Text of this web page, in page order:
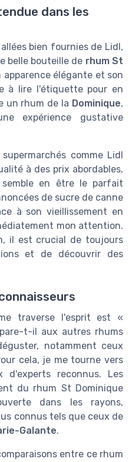
dans les
bien fournies de Lidl,
belle bouteille de rhum St
apparence élégante et son
à lire l'étiquette pour en
un rhum de la Dominique,
expérience gustative
comme Lidl
à des prix abordables,
en être le parfait
de sucre de canne
à son vieillissement en
mon attention.
il est crucial de toujours
et de découvrir des
traverse l'esprit est «
t-il aux autres rhums
notamment ceux
cela, je me tourne vers
reconnus. Les
du rhum St Dominique
dans les rayons,
connus tels que ceux de
Galante.
entre ce rhum